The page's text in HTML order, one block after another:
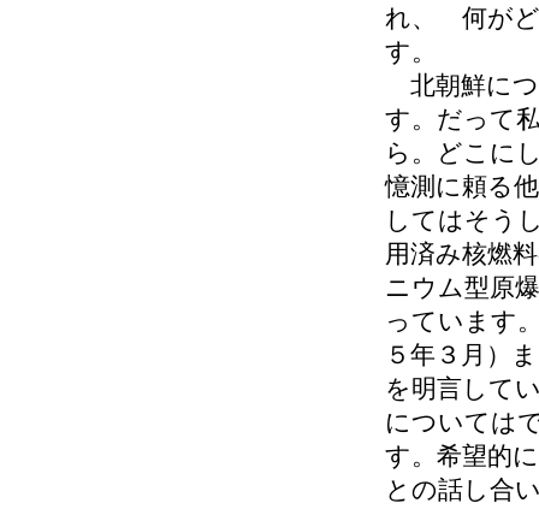
れ、 何がど
す。
北朝鮮に
す。だって
ら。どこに
憶測に頼る
してはそう
用済み核燃
ニウム型原
っています
５年３月）
を明言して
については
す。希望的
との話し合